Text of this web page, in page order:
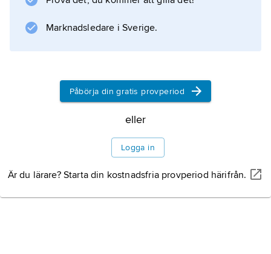
Ordet är ursprungligen en sorts härmning av
Information om artikeln
Marknadsledare i Sverige.
Påbörja din gratis provperiod
eller
Logga in
Är du lärare? Starta din kostnadsfria provperiod härifrån.